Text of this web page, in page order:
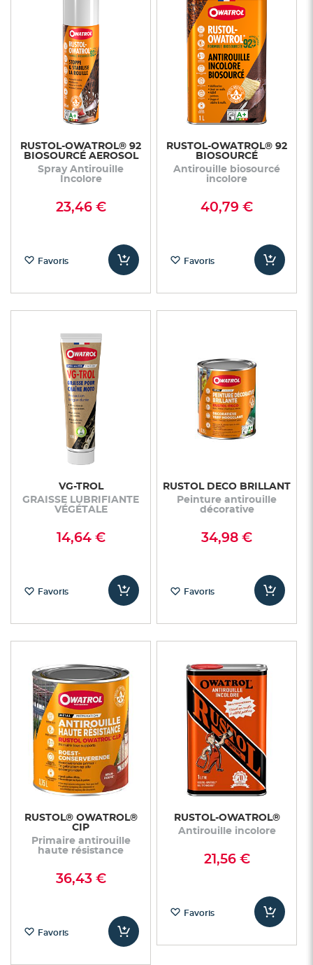
RUSTOL-OWATROL® 92
BIOSOURCÉ AEROSOL
Spray Antirouille
Incolore
23,46 €
Favoris
RUSTOL-OWATROL® 92
BIOSOURCÉ
Antirouille biosourcé
incolore
40,79 €
Favoris
VG-TROL
GRAISSE LUBRIFIANTE
VÉGÉTALE
14,64 €
Favoris
RUSTOL DECO BRILLANT
Peinture antirouille
décorative
34,98 €
Favoris
RUSTOL® OWATROL®
CIP
Primaire antirouille
haute résistance
36,43 €
Favoris
RUSTOL-OWATROL®
Antirouille incolore
21,56 €
Favoris